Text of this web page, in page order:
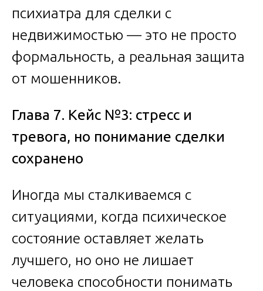
психиатра для сделки с
недвижимостью — это не просто
формальность, а реальная защита
от мошенников.
Глава 7. Кейс №3: стресс и
тревога, но понимание сделки
сохранено
Иногда мы сталкиваемся с
ситуациями, когда психическое
состояние оставляет желать
лучшего, но оно не лишает
человека способности понимать